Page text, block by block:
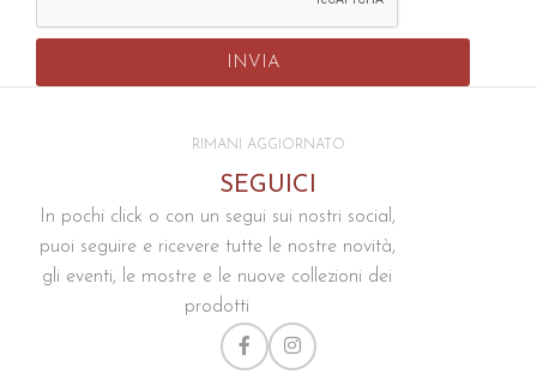
INVIA
RIMANI AGGIORNATO
SEGUICI
In pochi click o con un segui sui nostri social,
puoi seguire e ricevere tutte le nostre novità,
gli eventi, le mostre e le nuove collezioni dei
prodotti